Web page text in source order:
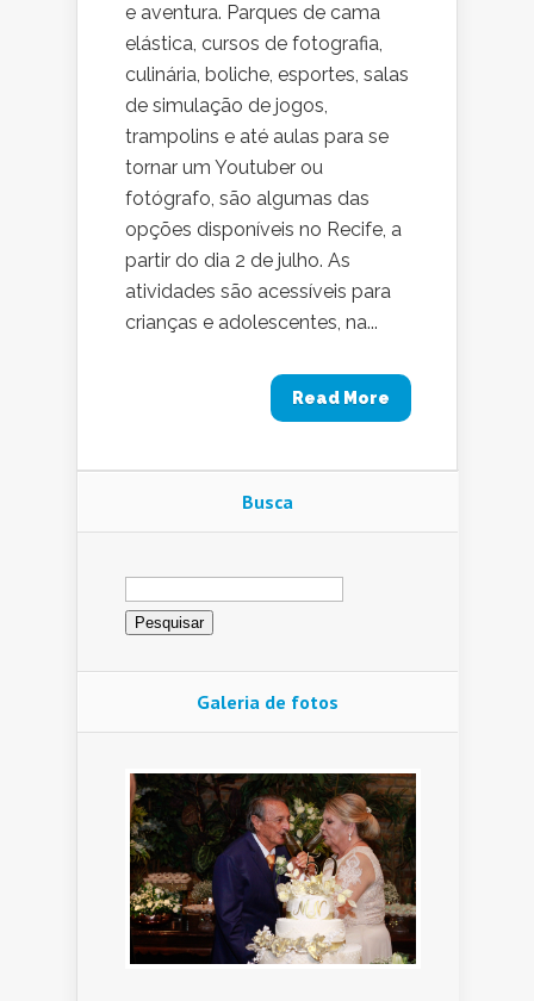
e aventura. Parques de cama
elástica, cursos de fotografia,
culinária, boliche, esportes, salas
de simulação de jogos,
trampolins e até aulas para se
tornar um Youtuber ou
fotógrafo, são algumas das
opções disponíveis no Recife, a
partir do dia 2 de julho. As
atividades são acessíveis para
crianças e adolescentes, na...
Read More
Busca
Pesquisar
por:
Galeria de fotos